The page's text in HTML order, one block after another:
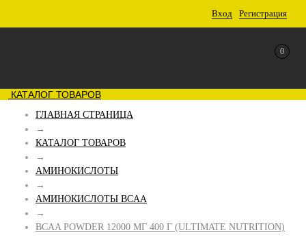
Вход Регистрация
0
КАТАЛОГ ТОВАРОВ
ГЛАВНАЯ СТРАНИЦА
→
КАТАЛОГ ТОВАРОВ
→
АМИНОКИСЛОТЫ
→
АМИНОКИСЛОТЫ BCAA
→
BCAA POWDER 12000 МГ 400 Г (ULTIMATE NUTRITION)